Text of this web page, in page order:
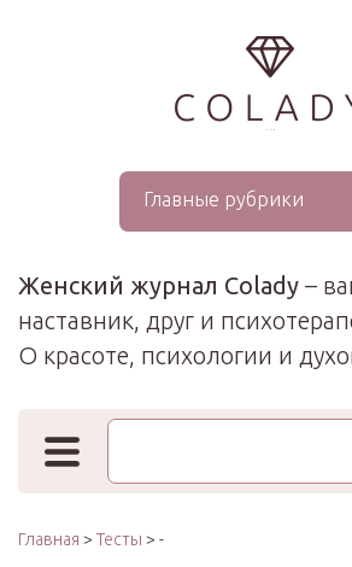
...
Главные рубрики
Женский журнал Colady –
наставник, друг и
О красоте, психологии и
Поиск по сайту
Главная > Тесты > -